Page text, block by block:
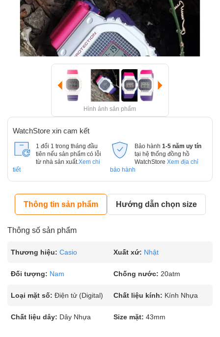
Hình ảnh sản phẩm
WatchStore xin cam kết
1 đổi 1 trong tháng đầu
tiên nếu sản phẩm có lỗi
từ nhà sản xuất. Xem chi
tiết
Bảo hành 1-5 năm uy tín
tại hệ thống đồng hồ
WatchStore Xem địa chỉ
bảo hành
Thông tin sản phẩm Hướng dẫn chọn size
Thông số sản phẩm
Thương hiệu: Casio Xuất xứ: Nhật
Đối tượng: Nam Chống nước: 20atm
Loại mặt số: Điện tử (Digital) Chất liệu kính: Kính Nhựa
Chất liệu dây: Dây Nhựa Size mặt: 43mm